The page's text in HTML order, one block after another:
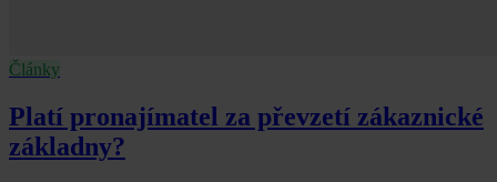
Články
Platí pronajímatel za převzetí zákaznické
základny?